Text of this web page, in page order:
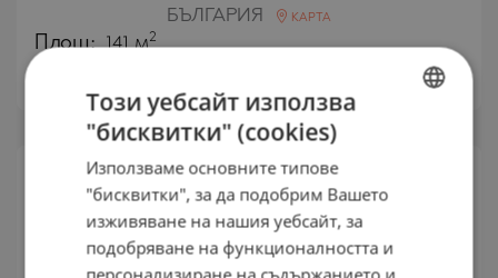
БЪЛГАРИЯ
КАРТА
Площ: 141 м2
ВТОРИЧНА
ПРОДАЖБА
ЗАВЪРШЕН
ПРОЕКТ
GERMAN
Този уебсайт използва
"бисквитки" (cookies)
Използваме основните типове
"бисквитки", за да подобрим Вашето
изживяване на нашия уебсайт, за
подобряване на функционалността и